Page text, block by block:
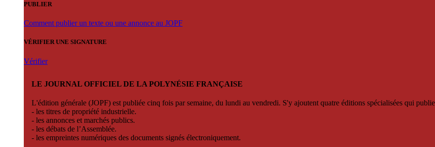
PUBLIER
Comment publier un texte ou une annonce au JOPF
VÉRIFIER UNE SIGNATURE
Vérifier
LE JOURNAL OFFICIEL DE LA POLYNÉSIE FRANÇAISE
L'édition générale (JOPF) est publiée cinq fois par semaine, du lundi au vendredi. S'y ajoutent quatre éditions spécialisées qui
- les titres de propriété industrielle.
- les annonces et marchés publics.
- les débats de l’Assemblée.
- les empreintes numériques des documents signés électroniquement.